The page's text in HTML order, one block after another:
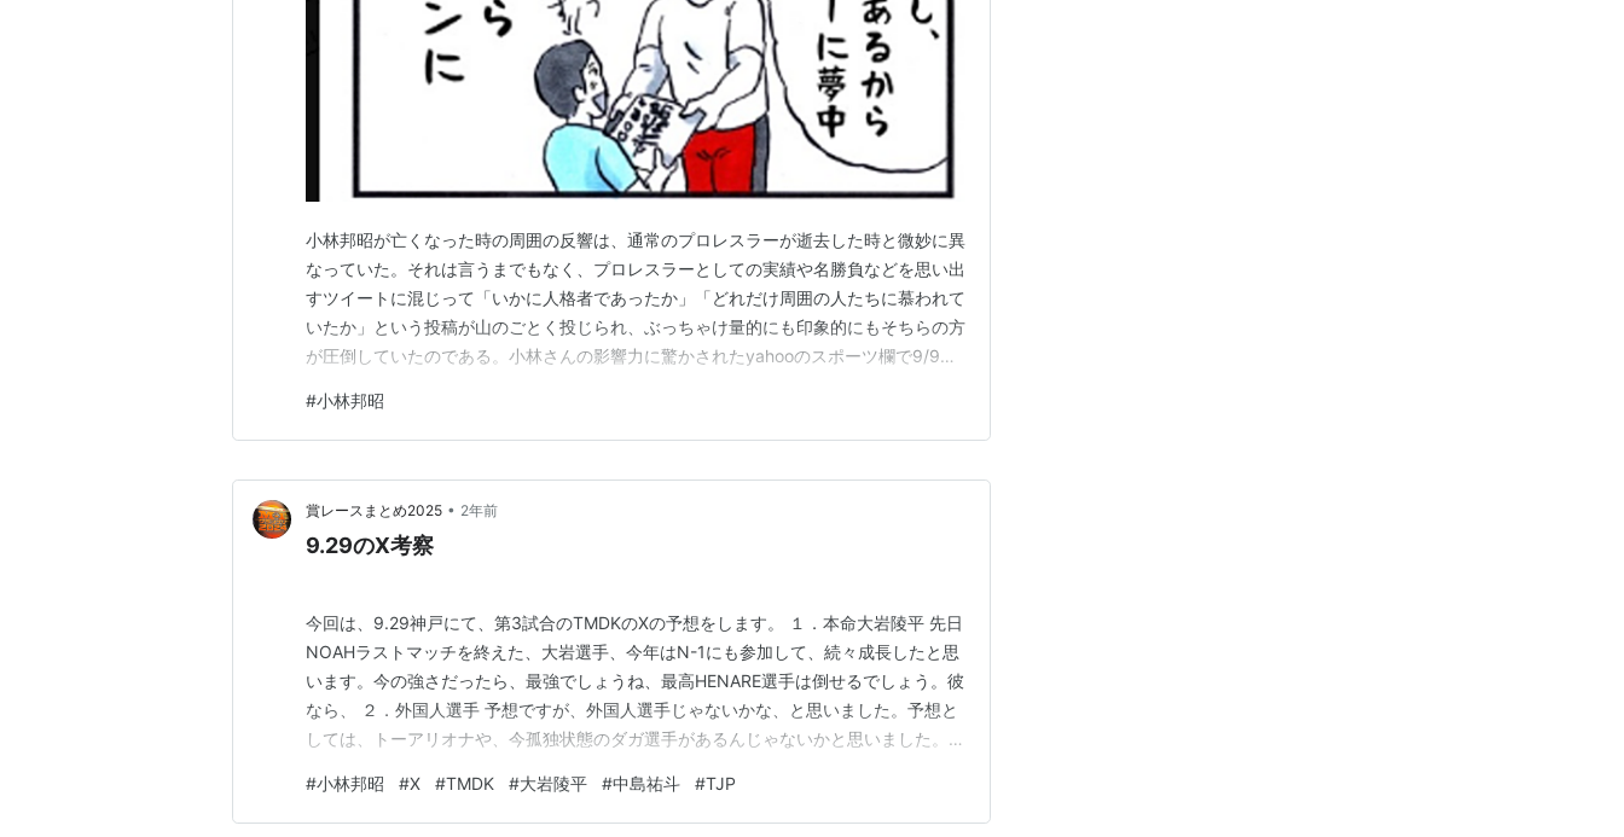
小林邦昭が亡くなった時の周囲の反響は、通常のプロレスラーが逝去した時と微妙に異
なっていた。それは言うまでもなく、プロレスラーとしての実績や名勝負などを思い出
すツイートに混じって「いかに人格者であったか」「どれだけ周囲の人たちに慕われて
いたか」という投稿が山のごとく投じられ、ぶっちゃけ量的にも印象的にもそちらの方
が圧倒していたのである。小林さんの影響力に驚かされたyahooのスポーツ欄で9/9の
9日間が入ったようだ因みに3位は大谷選手の50.50の記事だったらしい東スポの記者
の方も驚いていた数字が公開されないのは残念…
#小林邦昭
賞レースまとめ2025 • 2年前
9.29のX考察
今回は、9.29神戸にて、第3試合のTMDKのXの予想をします。 １．本命大岩陵平 先日
NOAHラストマッチを終えた、大岩選手、今年はN-1にも参加して、続々成長したと思
います。今の強さだったら、最強でしょうね、最高HENARE選手は倒せるでしょう。彼
なら、 ２．外国人選手 予想ですが、外国人選手じゃないかな、と思いました。予想と
しては、トーアリオナや、今孤独状態のダガ選手があるんじゃないかと思いました。
外遠征を表明した、エル・ファンタズモ選手との因縁もちょっとあるんじゃないか、と
思い、同じタッグチームのTMDK…
#小林邦昭 #X #TMDK #大岩陵平 #中島祐斗 #TJP